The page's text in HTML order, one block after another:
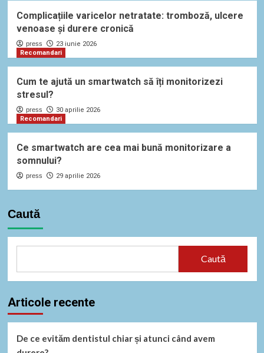
Complicațiile varicelor netratate: tromboză, ulcere
venoase și durere cronică
press
23 iunie 2026
Recomandari
Cum te ajută un smartwatch să îți monitorizezi
stresul?
press
30 aprilie 2026
Recomandari
Ce smartwatch are cea mai bună monitorizare a
somnului?
press 29 aprilie 2026
Caută
Caută
Articole recente
De ce evităm dentistul chiar și atunci când avem